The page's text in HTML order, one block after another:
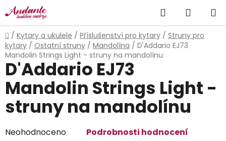
Přejít
na
obsah
Hledat
KOŠÍK
Domů
/ Kytary a ukulele / Příslušenství pro kytary / Struny pro
kytary / Ostatní struny / Mandolína / D'Addario EJ73
Mandolin Strings Light - struny na mandolínu
D'Addario EJ73
Mandolin Strings Light -
struny na mandolínu
Průměrné
Neohodnoceno
Podrobnosti hodnocení